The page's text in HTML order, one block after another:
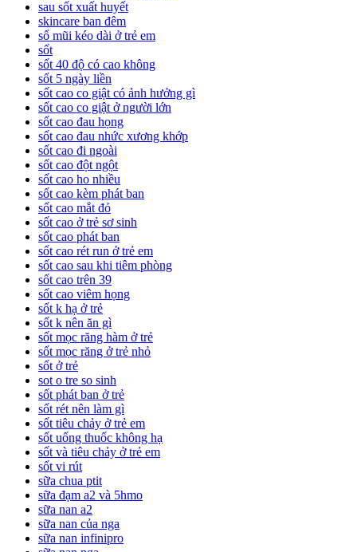
sau sốt xuất huyết
skincare ban đêm
sổ mũi kéo dài ở trẻ em
sốt
sốt 40 độ có cao không
sốt 5 ngày liền
sốt cao co giật có ảnh hưởng gì
sốt cao co giật ở người lớn
sốt cao đau họng
sốt cao đau nhức xương khớp
sốt cao đi ngoài
sốt cao đột ngột
sốt cao ho nhiều
sốt cao kèm phát ban
sốt cao mắt đỏ
sốt cao ở trẻ sơ sinh
sốt cao phát ban
sốt cao rét run ở trẻ em
sốt cao sau khi tiêm phòng
sốt cao trên 39
sốt cao viêm họng
sốt k hạ ở trẻ
sốt k nên ăn gì
sốt mọc răng hàm ở trẻ
sốt mọc răng ở trẻ nhỏ
sốt ở trẻ
sot o tre so sinh
sốt phát ban ở trẻ
sốt rét nên làm gì
sốt tiêu chảy ở trẻ em
sốt uống thuốc không hạ
sốt và tiêu chảy ở trẻ em
sốt vi rút
sữa chua ptit
sữa đạm a2 và 5hmo
sữa nan a2
sữa nan của nga
sữa nan infinipro